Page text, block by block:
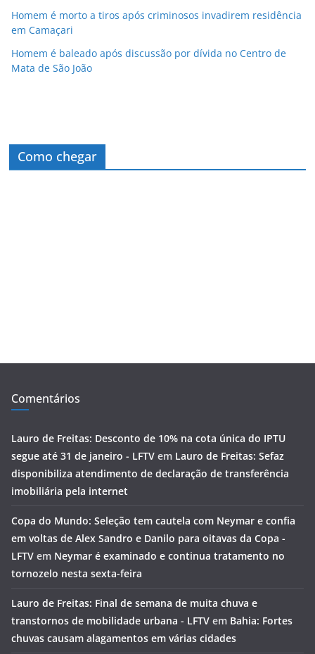
Homem é morto a tiros após criminosos invadirem residência
em Camaçari
Homem é baleado após discussão por dívida no Centro de
Mata de São João
Como chegar
Comentários
Lauro de Freitas: Desconto de 10% na cota única do IPTU
segue até 31 de janeiro - LFTV em Lauro de Freitas: Sefaz
disponibiliza atendimento de declaração de transferência
imobiliária pela internet
Copa do Mundo: Seleção tem cautela com Neymar e confia
em voltas de Alex Sandro e Danilo para oitavas da Copa -
LFTV em Neymar é examinado e continua tratamento no
tornozelo nesta sexta-feira
Lauro de Freitas: Final de semana de muita chuva e
transtornos de mobilidade urbana - LFTV em Bahia: Fortes
chuvas causam alagamentos em várias cidades